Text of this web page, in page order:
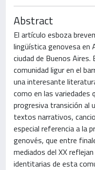
Abstract
El artículo esboza
lingüística genovesa en
ciudad de Buenos
comunidad ligur en el
una interesante
como en las variedades
progresiva transición al
textos narrativos,
especial referencia a la
genovés, que entre
mediados del XX
identitarias de esta